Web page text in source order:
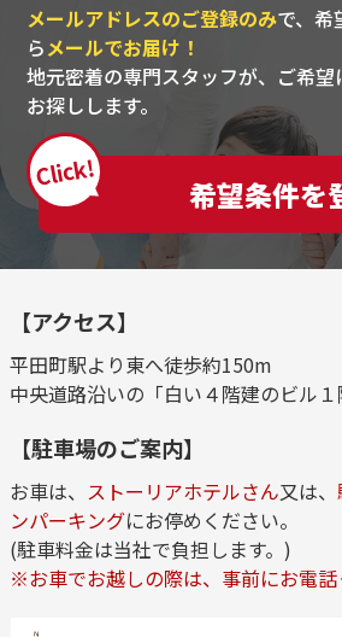
メールアドレスのご登録のみで、希
らメールでお届け！
地元密着の専門スタッフが、ご希
お探しします。
Click!
希望条件を
【アクセス】
平田町駅より東へ徒歩約150m
中央道路沿いの「白い４階建のビル１
【駐車場のご案内】
お車は、 ストーリアホテルさん又は、
ンパーキングにお停めください。
(駐車料金は当社で負担します。)
※お車でお越しの際は、事前にお電話